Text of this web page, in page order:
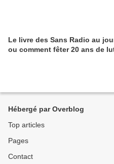
Le livre des Sans Radio au
ou comment fêter 20 ans de
Hébergé par Overblog
Top articles
Pages
Contact